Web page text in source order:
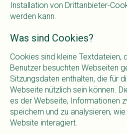
Installation von Drittanbieter-
werden kann.
Was sind Cookies?
Cookies sind kleine Textdateien,
Benutzer besuchten Webseiten
Sitzungsdaten enthalten, die für
Webseite nützlich sein können.
es der Webseite, Informationen
speichern und zu analysieren,
Website interagiert.